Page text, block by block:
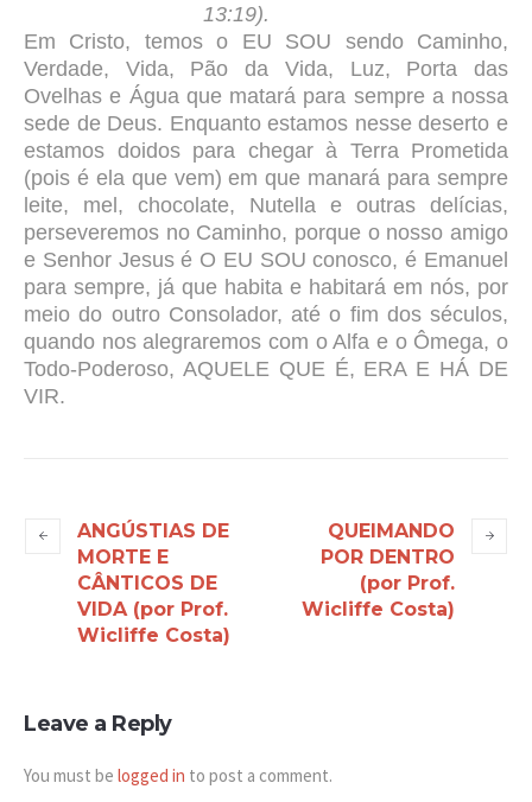
13:19).
Em Cristo, temos o EU SOU sendo Caminho,
Verdade, Vida, Pão da Vida, Luz, Porta das
Ovelhas e Água que matará para sempre a nossa
sede de Deus. Enquanto estamos nesse deserto e
estamos doidos para chegar à Terra Prometida
(pois é ela que vem) em que manará para sempre
leite, mel, chocolate, Nutella e outras delícias,
perseveremos no Caminho, porque o nosso amigo
e Senhor Jesus é O EU SOU conosco, é Emanuel
para sempre, já que habita e habitará em nós, por
meio do outro Consolador, até o fim dos séculos,
quando nos alegraremos com o Alfa e o Ômega, o
Todo-Poderoso, AQUELE QUE É, ERA E HÁ DE
VIR.
ANGÚSTIAS DE
MORTE E
CÂNTICOS DE
VIDA (por Prof.
Wicliffe Costa)
QUEIMANDO
POR DENTRO
(por Prof.
Wicliffe Costa)
Leave a Reply
You must be logged in to post a comment.